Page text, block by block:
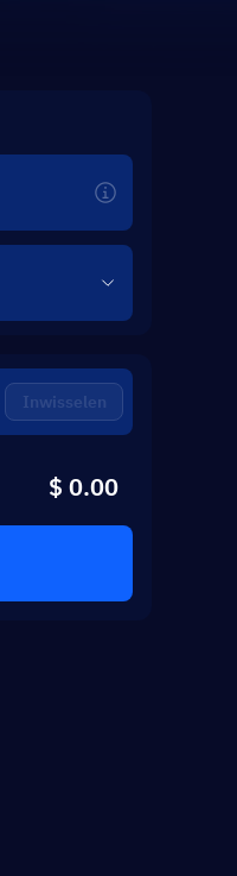
Inwisselen
$ 0.00